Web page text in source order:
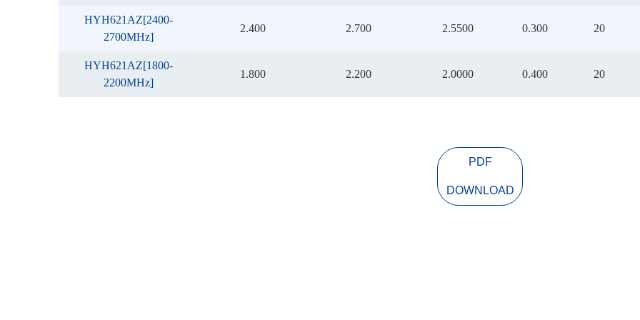
HYH621AZ[2400-
2700MHz]
2.400 2.700 2.5500 0.300 20
HYH621AZ[1800-
2200MHz]
1.800 2.200 2.0000 0.400 20
PDF
DOWNLOAD